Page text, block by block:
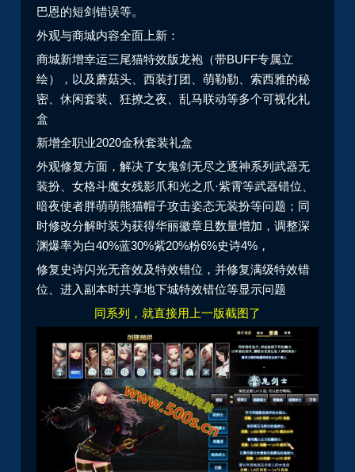
巴恩的短剑错误等。
外观与商城内容全面上新：
商城新增幸运三尾猫特效版龙袍（带BUFF专属立
绘），以及蘑菇头、西装打团、萌勒勒、索西雅的秘
密、休闲套装、狂撩之夜、乱马联动等多个可视化礼
盒
新增全职业2020金秋套装礼盒
外观修复方面，解决了女鬼剑无尽之逐神系列武器无
装扮、女格斗魔女残影爪和光之爪·紫霄等武器错位、
暗夜使者胖萌萌熊猫帽子攻击姿态无装扮等问题；同
时修改分解时装为获得华丽徽章且数量增加，调整深
渊爆率为白40%蓝30%紫20%粉6%史诗4%，
修复史诗闪光无音效及特效错位，并修复满级特效错
位、进入副本时共享地下城特效错位等显示问题
同系列，就直接用上一版截图了